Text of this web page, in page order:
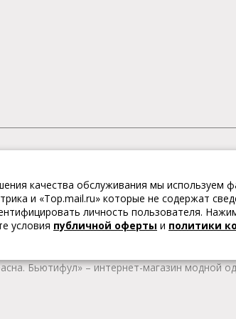
Бьютифул» – это коллекции
получаете качественные
одежду европейских брендов. В каталоге
широкий ассортимент удобной женской и
Бьютифул» – интернет-магазин модной
качества обслуживания мы используем
и «Top.mail.ru» которые не содержат
личность пользователя.
условия публичной оферты и политики